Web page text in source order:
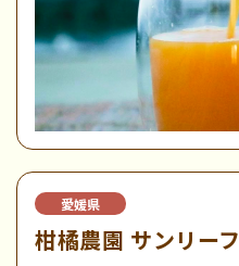
愛媛県
柑橘農園 サンリーフ